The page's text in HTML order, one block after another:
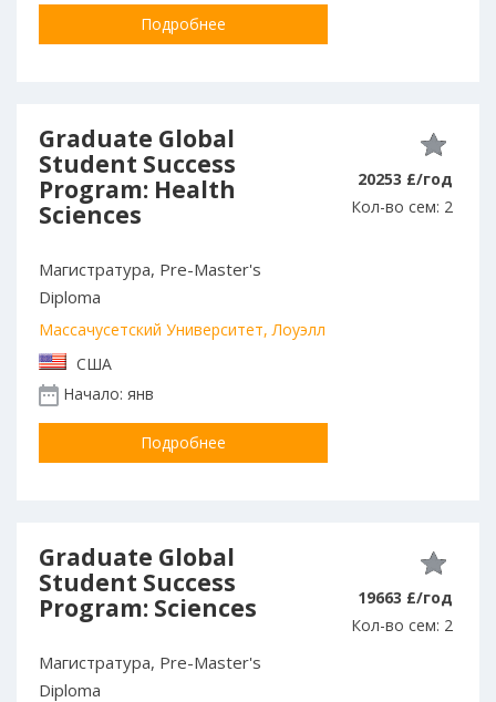
Подробнее
Graduate Global
Student Success
Program: Health
Sciences
Магистратура, Pre-Master's
Diploma
Массачусетский Университет, Лоуэлл
США
Начало: янв
Подробнее
20253 £/год
Кол-во сем: 2
Graduate Global
Student Success
Program: Sciences
Магистратура, Pre-Master's
Diploma
19663 £/год
Кол-во сем: 2